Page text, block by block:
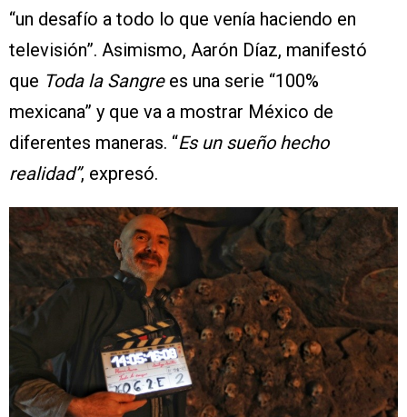
“un desafío a todo lo que venía haciendo en
televisión”. Asimismo, Aarón Díaz, manifestó
que Toda la Sangrees una serie “100%
mexicana” y que va a mostrar México de
diferentes maneras. “Es un sueño hecho
realidad”, expresó.